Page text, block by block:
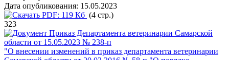
Дата опубликования: 15.05.2023
PDF: 119 Кб (4 стр.)
323
Приказ Департамента ветеринарии Самарской
области от 15.05.2023 № 238-п
"О внесении изменений в приказ департамента ветеринарии